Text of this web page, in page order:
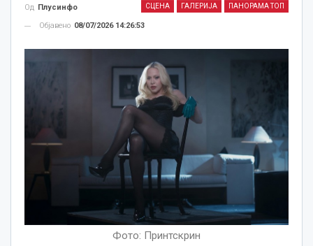
СЦЕНА ГАЛЕРИЈА ПАНОРАМА ТОП
Од Плусинфо
Објавено 08/07/2026 14:26:53
Фото: Принтскрин